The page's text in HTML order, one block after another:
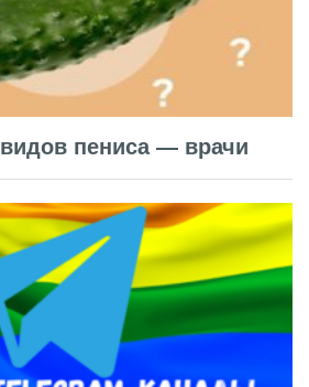
пениса — врачи